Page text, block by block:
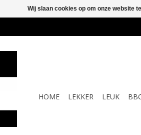
HOME LEKKER LEUK
Wij slaan cookies op om onze website